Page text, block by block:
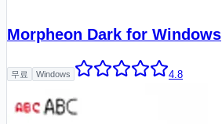
Morpheon Dark for Windows
무료 Windows 4.8